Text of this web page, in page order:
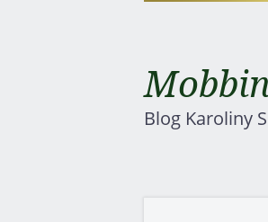
Blog Karoliny